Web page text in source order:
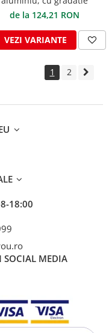
de la 124,21 RON
VEZI VARIANTE
1 2
18:00
SOCIAL MEDIA